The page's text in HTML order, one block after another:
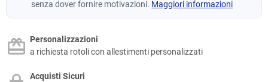
senza dover fornire motivazioni. Maggiori informazioni
Personalizzazioni
a richiesta rotoli con allestimenti personalizzati
Acquisti Sicuri